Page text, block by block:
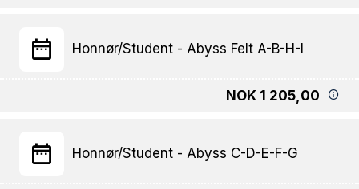
Honnør/Student - Abyss Felt A-B-H-I
NOK 1 205,00
Honnør/Student - Abyss C-D-E-F-G